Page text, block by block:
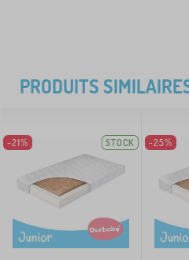
PRODUITS
-21% STOCK -25%